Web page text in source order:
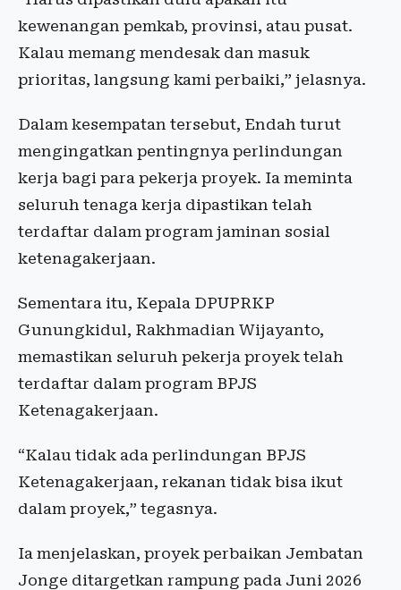
kewenangan pemkab, provinsi, atau pusat.
Kalau memang mendesak dan masuk
prioritas, langsung kami perbaiki,” jelasnya.
Dalam kesempatan tersebut, Endah turut
mengingatkan pentingnya perlindungan
kerja bagi para pekerja proyek. Ia meminta
seluruh tenaga kerja dipastikan telah
terdaftar dalam program jaminan sosial
ketenagakerjaan.
Sementara itu, Kepala DPUPRKP
Gunungkidul, Rakhmadian Wijayanto,
memastikan seluruh pekerja proyek telah
terdaftar dalam program BPJS
Ketenagakerjaan.
“Kalau tidak ada perlindungan BPJS
Ketenagakerjaan, rekanan tidak bisa ikut
dalam proyek,” tegasnya.
Ia menjelaskan, proyek perbaikan Jembatan
Jonge ditargetkan rampung pada Juni 2026